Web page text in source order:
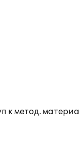
к метод.